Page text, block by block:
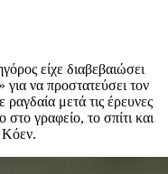
είχε διαβεβαιώσει
» για να προστατεύσει τον
μετά τις έρευνες
γραφείο, το σπίτι και
Κόεν.